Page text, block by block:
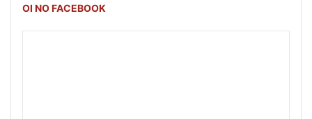
OI NO FACEBOOK